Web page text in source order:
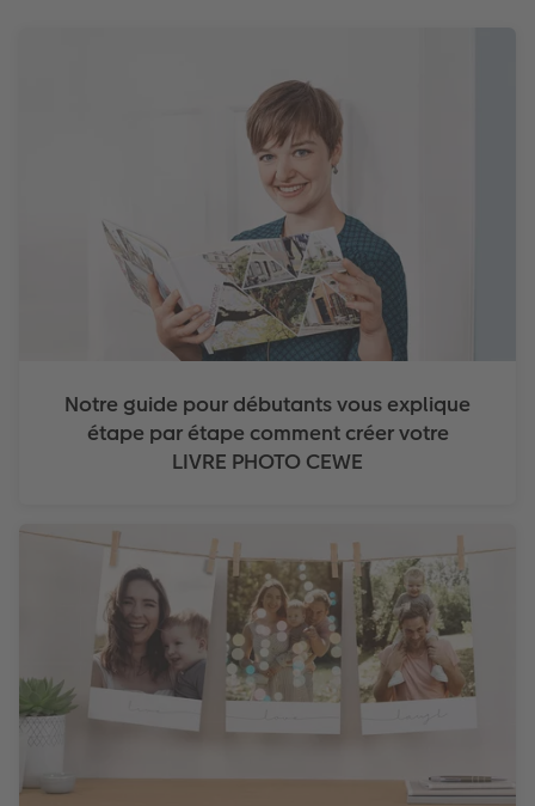
Notre guide pour débutants vous explique
étape par étape comment créer votre
LIVRE PHOTO CEWE